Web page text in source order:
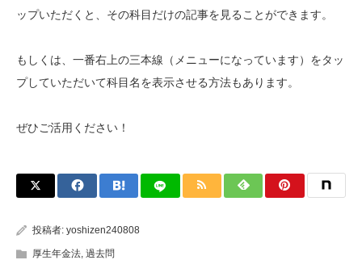
ップいただくと、その科目だけの記事を見ることができます。
もしくは、一番右上の三本線（メニューになっています）をタッ
プしていただいて科目名を表示させる方法もあります。
ぜひご活用ください！
投稿者: yoshizen240808
厚生年金法 過去問